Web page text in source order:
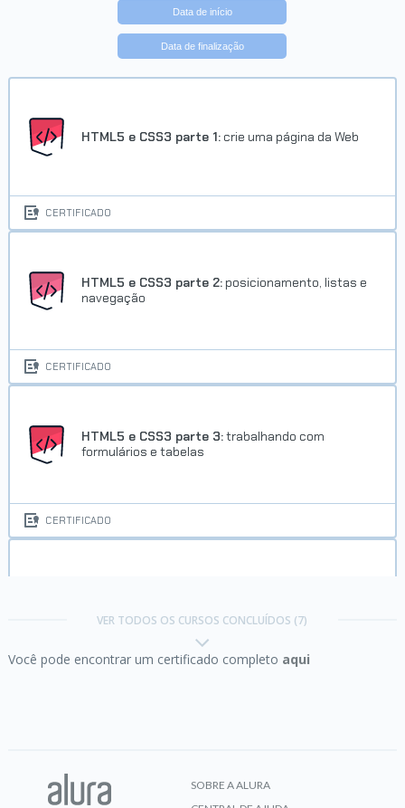
Data de início
Data de finalização
HTML5 e CSS3 parte 1: crie uma página da Web
CERTIFICADO
HTML5 e CSS3 parte 2: posicionamento, listas e
navegação
CERTIFICADO
HTML5 e CSS3 parte 3:trabalhando com
formulários e tabelas
CERTIFICADO
VER TODOS OS CURSOS CONCLUÍDOS (7)
Você pode encontrar um certificado completo aqui
SOBRE A ALURA